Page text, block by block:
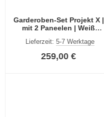
Garderoben-Set Projekt X |
mit 2 Paneelen | Weiß
Lieferzeit: 5-7 Werktage
259,00 €